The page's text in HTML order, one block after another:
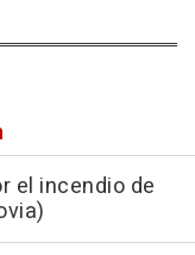
el incendio de